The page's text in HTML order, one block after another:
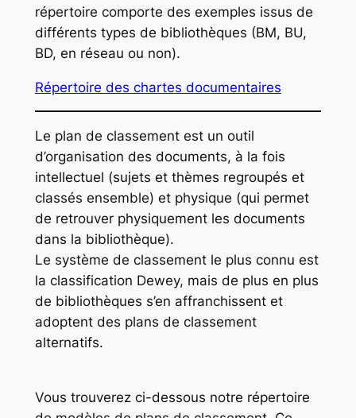
répertoire comporte des exemples issus de
différents types de bibliothèques (BM, BU,
BD, en réseau ou non).
Répertoire des chartes documentaires
Le plan de classement est un outil
d’organisation des documents, à la fois
intellectuel (sujets et thèmes regroupés et
classés ensemble) et physique (qui permet
de retrouver physiquement les documents
dans la bibliothèque).
Le système de classement le plus connu est
la classification Dewey, mais de plus en plus
de bibliothèques s’en affranchissent et
adoptent des plans de classement
alternatifs.
Vous trouverez ci-dessous notre répertoire